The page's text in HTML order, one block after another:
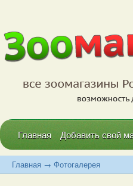
Главная Добавить свой
Главная → Фотогалерея